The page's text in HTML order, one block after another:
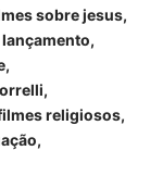
sobre jesus
religiosos